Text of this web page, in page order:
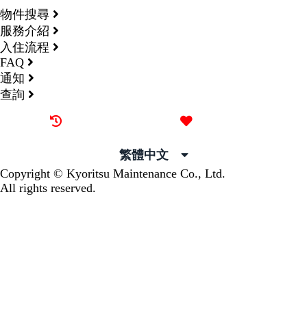
物件搜尋
服務介紹
入住流程
FAQ
通知
查詢
繁體中文
Copyright © Kyoritsu Maintenance Co., Ltd.
All rights reserved.